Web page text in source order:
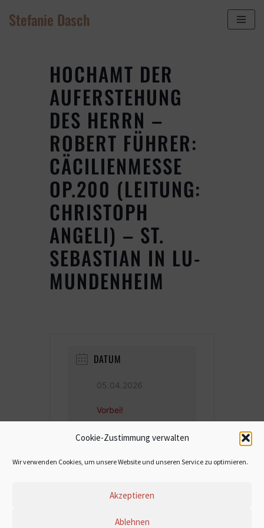
Cookie-Zustimmung verwalten
Wir verwenden Cookies, um unsere Website und unseren Service zu optimieren.
Akzeptieren
Ablehnen
Stefanie Dasch
HOCHAMT DER
AUFERSTEHUNG
DES HERRN –
ROBERT FÜHRER:
CÄCILIENMESSE
OP.200 (LEITUNG:
CHRISTOPH
ANGELI) – ST.
SEBASTIAN IN LU-
MUNDENHEIM
DATUM
05.04.2026
Vorbei!
UHRZEIT
19:00 - 21:00